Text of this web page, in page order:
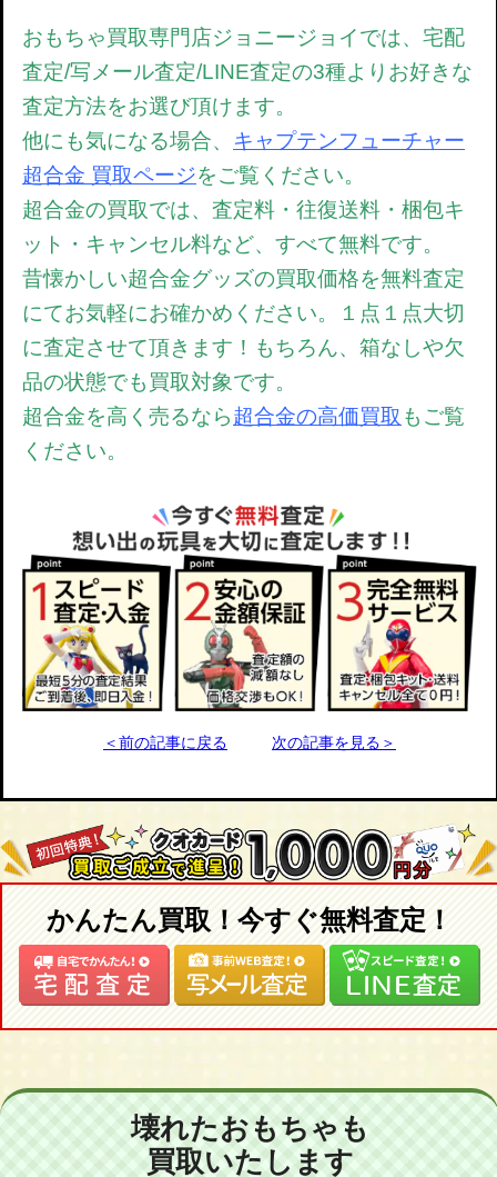
おもちゃ買取専門店ジョニージョイでは、宅配
査定/写メール査定/LINE査定の3種よりお好きな
査定方法をお選び頂けます。
他にも気になる場合、 キャプテンフューチャー
超合金 買取ページをご覧ください。
超合金の買取では、 査定料・往復送料・梱包キ
ット・キャンセル料など、すべて無料です。
昔懐かしい超合金グッズの買取価格を無料査定
にてお気軽にお確かめください。
１点１点大切
に査定させて頂きます！もちろん、箱なしや欠
品の状態でも買取対象です。
超合金を高く売るなら超合金の高価買取 もご覧
ください。
＜前の記事に戻る 次の記事を見る＞
かんたん買取！今すぐ無料査定！
壊れたおもちゃも
買取いたします